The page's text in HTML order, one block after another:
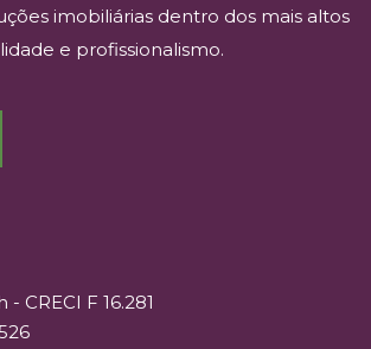
imobiliárias dentro dos mais altos
e profissionalismo.
CRECI F 16.281